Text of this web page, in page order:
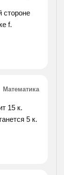
стороне
f.
Математика
15 к.
5 к.